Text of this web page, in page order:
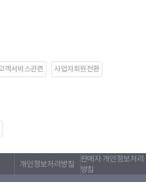
객서비스관련 사업자회원전환
개인정보처리방침
판매자 개인정보처리
방침